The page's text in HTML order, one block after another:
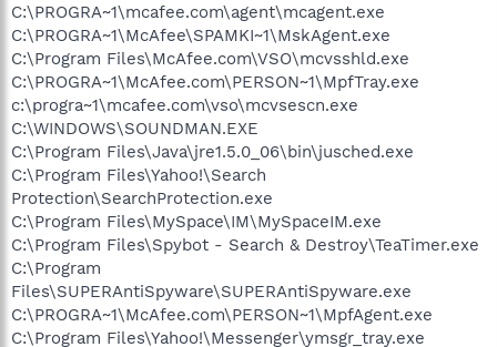
C:\PROGRA~1\mcafee.com\agent\mcagent.exe
C:\PROGRA~1\McAfee\SPAMKI~1\MskAgent.exe
C:\Program Files\McAfee.com\VSO\mcvsshld.exe
C:\PROGRA~1\McAfee.com\PERSON~1\MpfTray.exe
c:\progra~1\mcafee.com\vso\mcvsescn.exe
C:\WINDOWS\SOUNDMAN.EXE
C:\Program Files\Java\jre1.5.0_06\bin\jusched.exe
C:\Program Files\Yahoo!\Search
Protection\SearchProtection.exe
C:\Program Files\MySpace\IM\MySpaceIM.exe
C:\Program Files\Spybot - Search & Destroy\TeaTimer.exe
C:\Program
Files\SUPERAntiSpyware\SUPERAntiSpyware.exe
C:\PROGRA~1\McAfee.com\PERSON~1\MpfAgent.exe
C:\Program Files\Yahoo!\Messenger\ymsgr_tray.exe